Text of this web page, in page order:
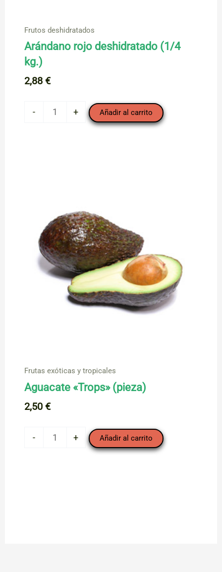
Frutos deshidratados
Arándano rojo deshidratado (1/4
kg.)
2,88 €
-
Arándano
+ Añadir al carrito
Frutas exóticas y tropicales
Aguacate «Trops» (pieza)
2,50 €
-
Aguacate
+ Añadir al carrito